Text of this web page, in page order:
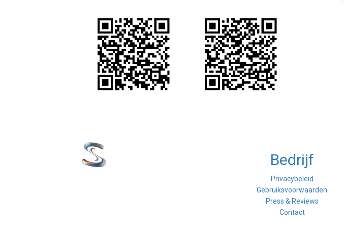
Bedrijf
Privacybeleid
Gebruiksvoorwaarden
Press & Reviews
Contact